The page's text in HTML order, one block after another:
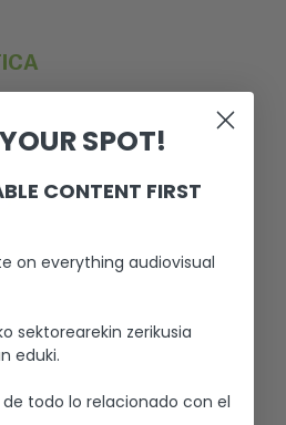
SPOT!
CONTENT FIRST
on everything audiovisual
sektorearekin zerikusia
eduki.
todo lo relacionado con el